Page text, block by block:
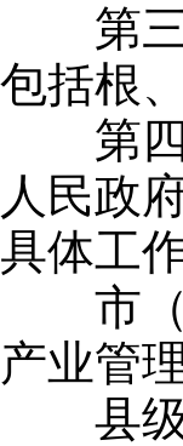
第三
包括根
第四
人民政
具体工作
市（
产业管
县级